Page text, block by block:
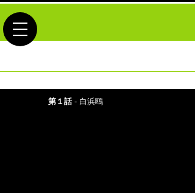
toggle navigation